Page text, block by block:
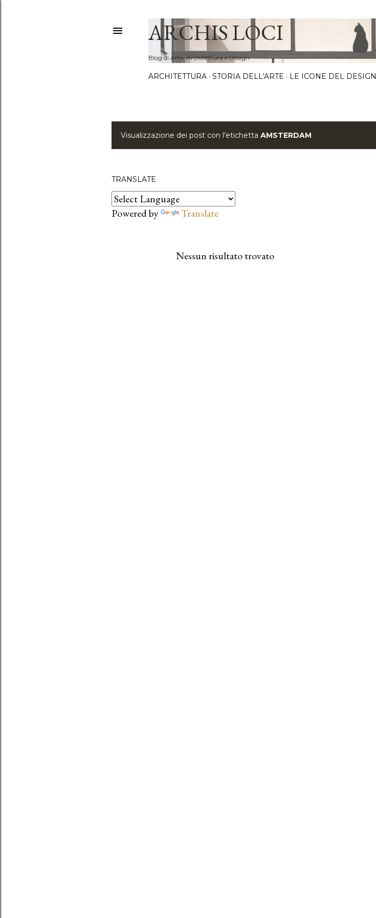
ARCHIS LOCI
Blog di Arte, Architettura e Design
ARCHITETTURA STORIA DELL'ARTE LE ICONE DEL DESIGN
P
s
t
Visualizzazione dei post con l'etichetta AMSTERDAM
TRANSLATE
Powered by Translate
Nessun risultato trovato